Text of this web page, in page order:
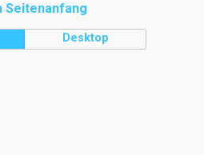
Seitenanfang
Desktop